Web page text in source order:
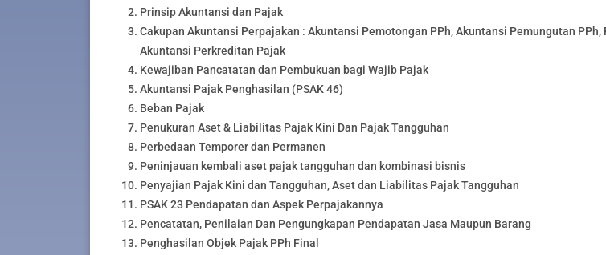
Prinsip Akuntansi dan Pajak
Cakupan Akuntansi Perpajakan : Akuntansi Pemotongan PPh, Akuntansi Pemungutan PPh,
Akuntansi Perkreditan Pajak
Kewajiban Pancatatan dan Pembukuan bagi Wajib Pajak
Akuntansi Pajak Penghasilan (PSAK 46)
Beban Pajak
Penukuran Aset & Liabilitas Pajak Kini Dan Pajak Tangguhan
Perbedaan Temporer dan Permanen
Peninjauan kembali aset pajak tangguhan dan kombinasi bisnis
Penyajian Pajak Kini dan Tangguhan, Aset dan Liabilitas Pajak Tangguhan
PSAK 23 Pendapatan dan Aspek Perpajakannya
Pencatatan, Penilaian Dan Pengungkapan Pendapatan Jasa Maupun Barang
Penghasilan Objek Pajak PPh Final